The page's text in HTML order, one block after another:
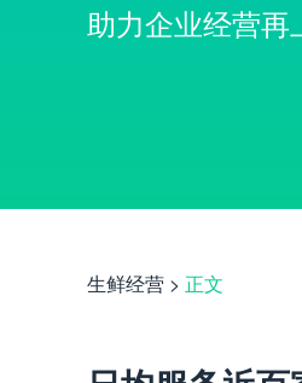
助力企业经营再
生鲜经营 > 正文